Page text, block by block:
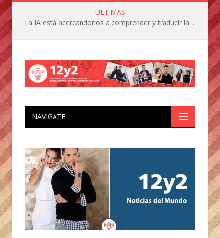
ULTIMAS
La IA está acercándonos a comprender y traducir las vocalizaciones y comportamientos de nuestras mascotas
NAVIGATE